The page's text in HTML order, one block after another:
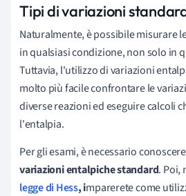
Tipi di variazioni
Naturalmente, è possibile misurare
in qualsiasi condizione, non solo in
Tuttavia, l'utilizzo di variazioni
molto più facile confrontare le
diverse reazioni ed eseguire calcoli
l'entalpia.
Per gli esami, è necessario
variazioni entalpiche standard. Poi,
legge di Hess, imparerete come